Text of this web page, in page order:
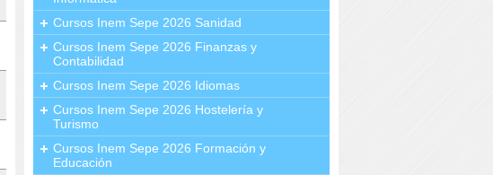
Cursos Inem Sepe 2026 Sanidad
Cursos Inem Sepe 2026 Finanzas y
Contabilidad
Cursos Inem Sepe 2026 Idiomas
Cursos Inem Sepe 2026 Hostelería y
Turismo
Cursos Inem Sepe 2026 Formación y
Educación